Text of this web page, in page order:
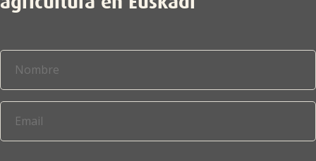
Entidades asociadas
Tablón de anuncios
Lursail Market